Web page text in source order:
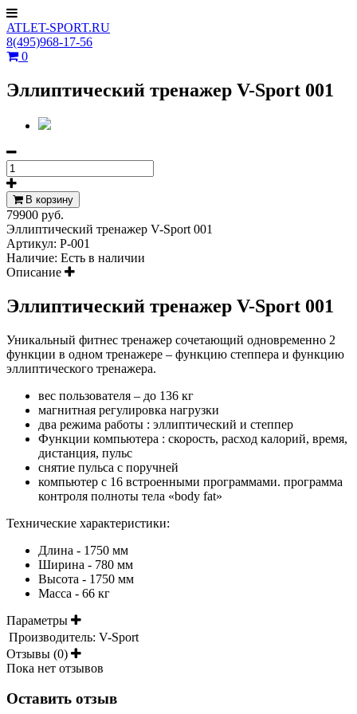
ATLET-SPORT.RU
8(495)968-17-56
0
Эллиптический тренажер V-Sport 001
В корзину
79900 руб.
Эллиптический тренажер V-Sport 001
Артикул: P-001
Наличие: Есть в наличии
Описание
Эллиптический тренажер V-Sport 001
Уникальный фитнес тренажер сочетающий одновременно 2
функции в одном тренажере – функцию степпера и функцию
эллиптического тренажера.
вес пользователя – до 136 кг
магнитная регулировка нагрузки
два режима работы : эллиптический и степпер
Функции компьютера : скорость, расход калорий, время,
дистанция, пульс
снятие пульса с поручней
компьютер с 16 встроенными программами. программа
контроля полноты тела «body fat»
Технические характеристики:
Длина - 1750 мм
Ширина - 780 мм
Высота - 1750 мм
Масса - 66 кг
Параметры
Производитель: V-Sport
Отзывы (0)
Пока нет отзывов
Оставить отзыв